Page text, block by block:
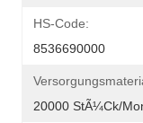
HS-Code:
8536690000
20000 StÃ¼ck/